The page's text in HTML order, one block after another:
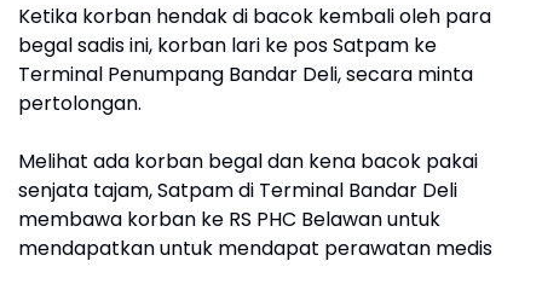
Ketika korban hendak di bacok kembali oleh para
begal sadis ini, korban lari ke pos Satpam ke
Terminal Penumpang Bandar Deli, secara minta
pertolongan.
Melihat ada korban begal dan kena bacok pakai
senjata tajam, Satpam di Terminal Bandar Deli
membawa korban ke RS PHC Belawan untuk
mendapatkan untuk mendapat perawatan medis